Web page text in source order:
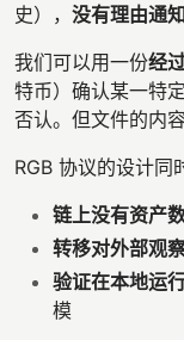
史）， 没有理由通
我们可以用一份经
特币）确认某一特
否认。但文件的内
RGB 协议的设计同
链上没有资产
转移对外部观
验证在本地运
模